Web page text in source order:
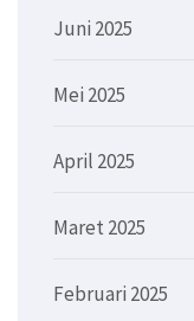
Juni 2025
Mei 2025
April 2025
Maret 2025
Februari 2025